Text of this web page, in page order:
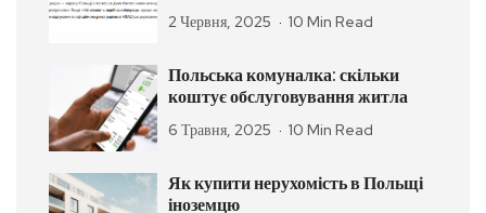
2 Червня, 2025 10 Min Read
Польська комуналка: скільки
коштує обслуговування житла
6 Травня, 2025 10 Min Read
Як купити нерухомість в Польщі
іноземцю